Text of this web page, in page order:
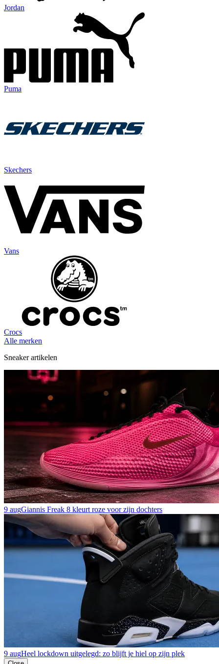
Jordan
Puma
Skechers
Vans
Crocs
Alle merken
Sneaker artikelen
9 augGiannis Freak 8 kleurt roze voor zijn dochters
9 augHeel lockdown uitgelegd: zo blijft je hiel op zijn plek